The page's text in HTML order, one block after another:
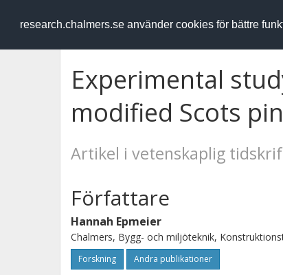
research.chalmers.se använder cookies för bättre
RESEARCH.chalmers.se
Experimental
modified Scots
Artikel i vetenskaplig
Författare
Hannah Epmeier
Chalmers, Bygg- och miljöteknik,
Forskning Andra publikationer